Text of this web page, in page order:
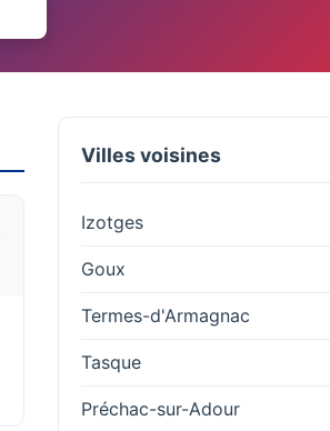
Villes voisines
Izotges
Goux
Termes-d'Armagnac
Tasque
Préchac-sur-Adour